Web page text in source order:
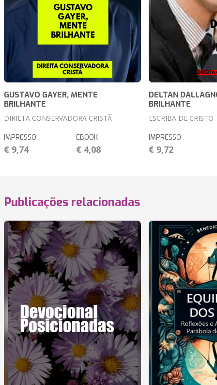
GUSTAVO GAYER, MENTE
BRILHANTE
DIRIETA CONSERVADORA CRISTÃ
IMPRESSO
€ 9,74
EBOOK
€ 4,08
DELTAN
BRILHANTE
ESCRIBA DE CRISTO
IMPRESSO
€ 9,72
Publicações relacionadas